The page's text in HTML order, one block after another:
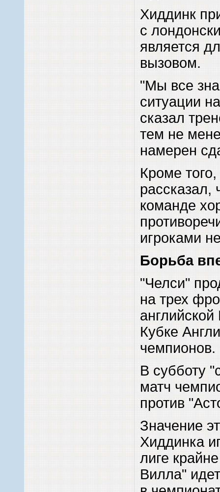
Хиддинк
с
является
вызовом.
"Мы все
ситуации
сказал
тем не
намерен
Кроме
рассказал,
команде
игроками
Борьба
"Челси"
на трех
Кубке
чемпионов.
В субботу
матч
против
Значение
Хиддинка
лиге
Вилла"